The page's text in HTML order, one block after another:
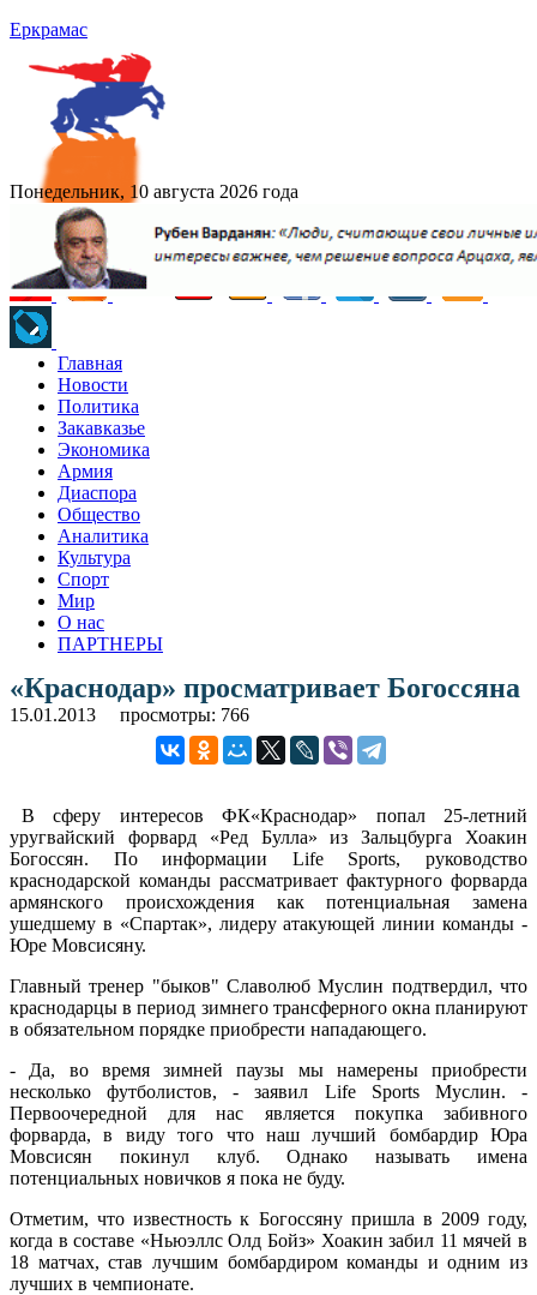
Еркрамас
Понедельник, 10 августа 2026 года
Главная
Новости
Политика
Закавказье
Экономика
Армия
Диаспора
Общество
Аналитика
Культура
Спорт
Мир
О нас
ПАРТНЕРЫ
«Краснодар» просматривает Богоссяна
15.01.2013 просмотры: 766
В сферу интересов ФК«Краснодар» попал 25-летний
уругвайский форвард «Ред Булла» из Зальцбурга Хоакин
Богоссян. По информации Life Sports, руководство
краснодарской команды рассматривает фактурного форварда
армянского происхождения как потенциальная замена
ушедшему в «Спартак», лидеру атакующей линии команды -
Юре Мовсисяну.
Главный тренер "быков" Славолюб Муслин подтвердил, что
краснодарцы в период зимнего трансферного окна планируют
в обязательном порядке приобрести нападающего.
- Да, во время зимней паузы мы намерены приобрести
несколько футболистов, - заявил Life Sports Муслин. -
Первоочередной для нас является покупка забивного
форварда, в виду того что наш лучший бомбардир Юра
Мовсисян покинул клуб. Однако называть имена
потенциальных новичков я пока не буду.
Отметим, что известность к Богоссяну пришла в 2009 году,
когда в составе «Ньюэллс Олд Бойз» Хоакин забил 11 мячей в
18 матчах, став лучшим бомбардиром команды и одним из
лучших в чемпионате.